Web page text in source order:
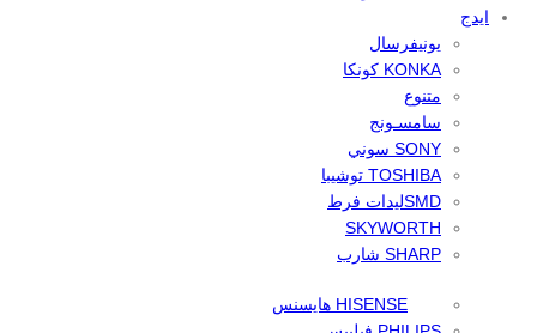
ايدج
يونيفرسال
KONKA كونكا
متنوع
سامسـونج
SONY سوني
TOSHIBA توشيبا
SMDليدات فرط
SKYWORTH
SHARP شارب
HISENSE هايسنس